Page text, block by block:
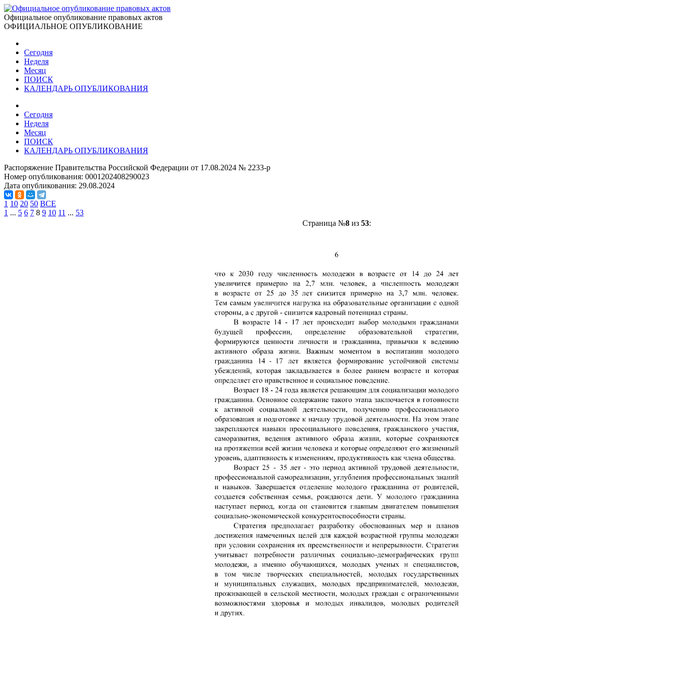
Официальное опубликование правовых актов
ОФИЦИАЛЬНОЕ ОПУБЛИКОВАНИЕ
Сегодня
Неделя
Месяц
ПОИСК
КАЛЕНДАРЬ ОПУБЛИКОВАНИЯ
Сегодня
Неделя
Месяц
ПОИСК
КАЛЕНДАРЬ ОПУБЛИКОВАНИЯ
Распоряжение Правительства Российской Федерации от 17.08.2024 № 2233-р
Номер опубликования: 0001202408290023
Дата опубликования: 29.08.2024
1 10 20 50 ВСЕ
1 ... 5 6 7 8 9 10 11 ... 53
Страница №8из 53: